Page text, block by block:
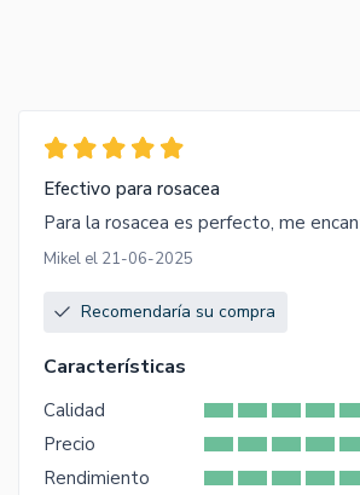
Efectivo para rosacea
Para la rosacea es perfecto, me
Mikel el 21-06-2025
Recomendaría su compra
Características
Calidad
Precio
Rendimiento